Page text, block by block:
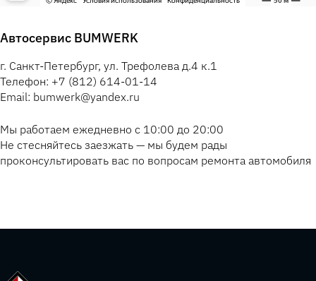
Автосервис BUMWERK
г. Санкт-Петербург, ул. Трефолева д.4 к.1
Телефон: +7 (812) 614-01-14
Email: bumwerk@yandex.ru
Мы работаем ежедневно с 10:00 до 20:00
Не стесняйтесь заезжать — мы будем рады
проконсультировать вас по вопросам ремонта автомобиля